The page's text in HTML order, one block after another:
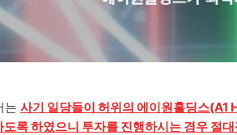
는 사기 일당들이 허위의 에이원홀딩스(A1
록 하였으니 투자를 진행하시는 경우 절